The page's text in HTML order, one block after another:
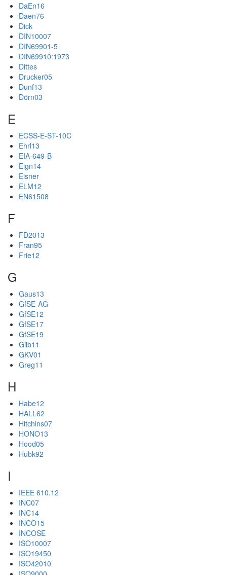
DaEn16
Daen76
Dick
DIN10007
DIN69901-5
DIN69910:1973
Dittes
Drucker05
Dunf13
Dörn03
E
ECSS-E-ST-10C
Ehrl13
EIA-649-B
Eign14
Eisner
ELM12
EN61508
F
FD2013
Fran95
Frie12
G
Gaus13
GfSE-AG
GfSE12
GfSE17
GfSE19
Gilb11
GKV01
Greg11
H
Habe12
HALL62
Hitchins07
HONO13
Hood05
Hubk92
I
IEEE 610.12
INC07
INC14
INCO15
INCOSE
ISO10007
ISO19450
ISO42010